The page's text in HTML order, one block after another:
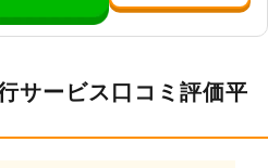
サービス口コミ評価平